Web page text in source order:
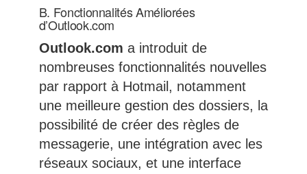
B. Fonctionnalités Améliorées
d’Outlook.com
Outlook.com a introduit de
nombreuses fonctionnalités nouvelles
par rapport à Hotmail, notamment
une meilleure gestion des dossiers, la
possibilité de créer des règles de
messagerie, une intégration avec les
réseaux sociaux, et une interface